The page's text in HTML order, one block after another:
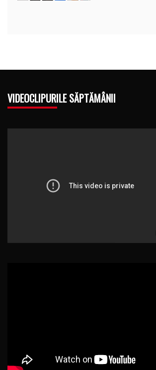
VIDEOCLIPURILE SĂPTĂMÂNII